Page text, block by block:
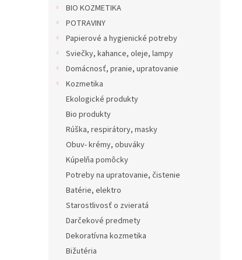
BIO KOZMETIKA
POTRAVINY
Papierové a hygienické potreby
Sviečky, kahance, oleje, lampy
Domácnosť, pranie, upratovanie
Kozmetika
Ekologické produkty
Bio produkty
Rúška, respirátory, masky
Obuv- krémy, obuváky
Kúpelňa pomôcky
Potreby na upratovanie, čistenie
Batérie, elektro
Starostlivosť o zvieratá
Darčekové predmety
Dekoratívna kozmetika
Bižutéria